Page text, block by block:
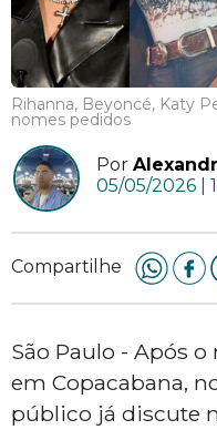
Rihanna, Beyoncé, Katy
nomes pedidos
Por
05/05/2026 |
Compartilhe
São Paulo - Após
em Copacabana,
público já discute